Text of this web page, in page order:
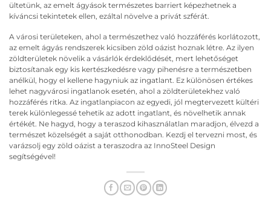
ültetünk, az emelt ágyások természetes barriert képezhetnek a
kíváncsi tekintetek ellen, ezáltal növelve a privát szférát.
A városi területeken, ahol a természethez való hozzáférés korlátozott,
az emelt ágyás rendszerek kicsiben zöld oázist hoznak létre. Az ilyen
zöldterületek növelik a vásárlók érdeklődését, mert lehetőséget
biztosítanak egy kis kertészkedésre vagy pihenésre a természetben
anélkül, hogy el kellene hagyniuk az ingatlant. Ez különösen értékes
lehet nagyvárosi ingatlanok esetén, ahol a zöldterületekhez való
hozzáférés ritka. Az ingatlanpiacon az egyedi, jól megtervezett kültéri
terek különlegessé tehetik az adott ingatlant, és növelhetik annak
értékét. Ne hagyd, hogy a teraszod kihasználatlan maradjon, élvezd a
természet közelségét a saját otthonodban. Kezdj el tervezni most, és
varázsolj egy zöld oázist a teraszodra az InnoSteel Design
segítségével!